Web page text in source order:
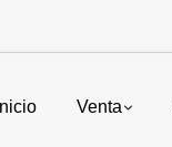
Venta